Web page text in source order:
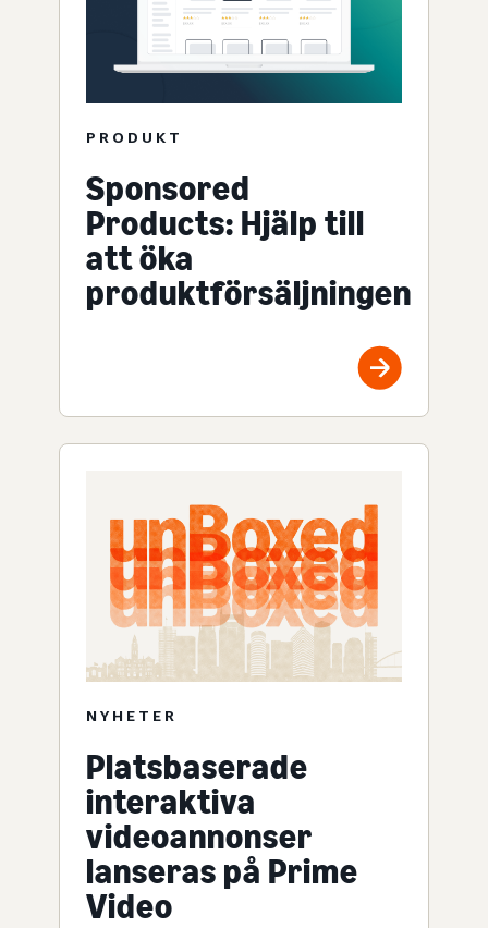
PRODUKT
Sponsored
Products: Hjälp till
att öka
produktförsäljningen
NYHETER
Platsbaserade
interaktiva
videoannonser
lanseras på Prime
Video